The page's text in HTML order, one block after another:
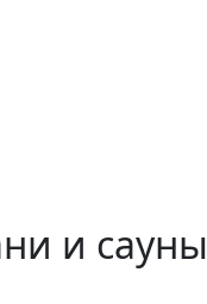
и сауны